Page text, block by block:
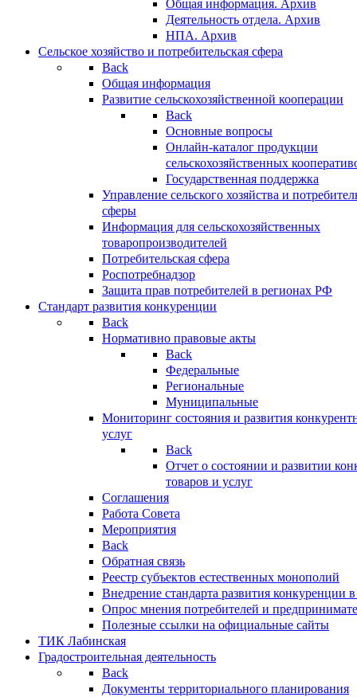
Общая информация. Архив
Деятельность отдела. Архив
НПА. Архив
Сельское хозяйство и потребительская сфера
Back
Общая информация
Развитие сельскохозяйственной кооперации
Back
Основные вопросы
Онлайн-каталог продукции
сельскохозяйственных
Государственная поддержка
Управление сельского хозяйства и
сферы
Информация для сельскохозяйственных
товаропроизводителей
Потребительская сфера
Роспотребнадзор
Защита прав потребителей в регионах РФ
Стандарт развития конкуренции
Back
Нормативно правовые акты
Back
Федеральные
Региональные
Муниципальные
Мониторинг состояния и развития
услуг
Back
Отчет о состоянии и развитии
товаров и услуг
Соглашения
Работа Совета
Мероприятия
Back
Обратная связь
Реестр субъектов естественных монополий
Внедрение стандарта развития конкуренции
Опрос мнения потребителей и
Полезные ссылки на официальные сайты
ТИК Лабинская
Градостроительная деятельность
Back
Документы территориального планирования